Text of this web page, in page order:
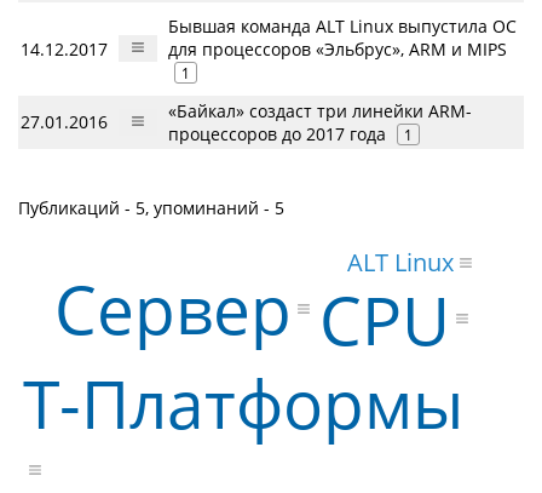
14.12.2017
Бывшая команда ALT Linux выпустила ОС
для процессоров «Эльбрус», ARM и MIPS
1
27.01.2016
«Байкал» создаст три линейки ARM-
процессоров до 2017 года
1
Публикаций - 5, упоминаний - 5
Т-Платформы
CPU
Сервер
ALT Linux